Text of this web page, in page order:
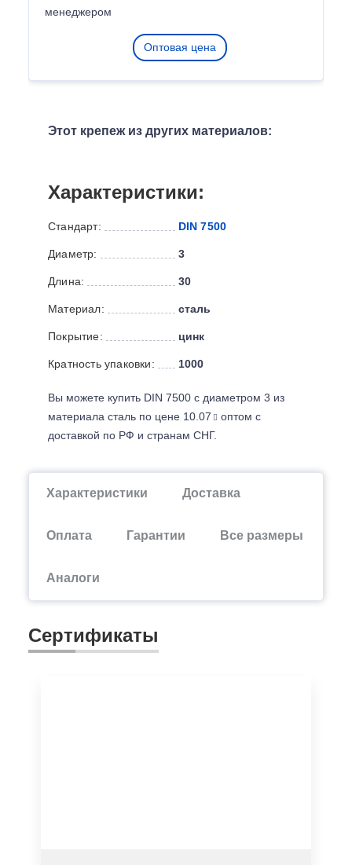
менеджером
Оптовая цена
Этот крепеж из других материалов:
Характеристики:
Стандарт: DIN 7500
Диаметр: 3
Длина: 30
Материал: сталь
Покрытие: цинк
Кратность упаковки: 1000
Вы можете купить DIN 7500 с диаметром 3 из
материала сталь по цене 10.07
оптом с
доставкой по РФ и странам СНГ.
Характеристики Доставка
Оплата Гарантии Все размеры
Аналоги
Сертификаты